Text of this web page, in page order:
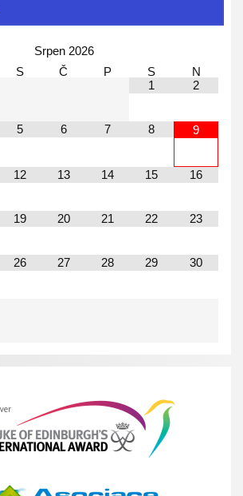
Srpen 2026
S Č P S
N
1
2
5 6 7 8 9
12 13 14 15 16
19 20 21 22 23
26 27 28 29 30